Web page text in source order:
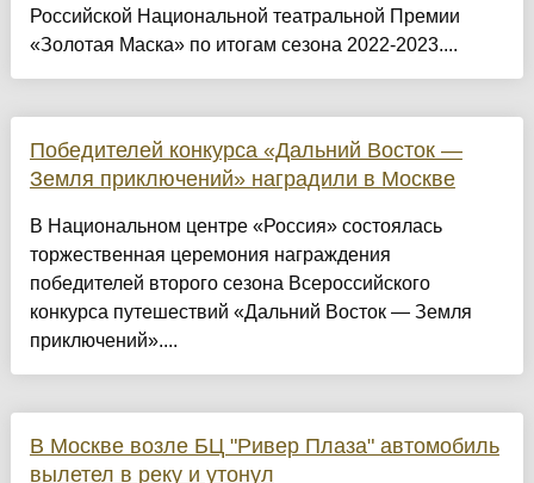
Российской Национальной театральной Премии
«Золотая Маска» по итогам сезона 2022-2023....
Победителей конкурса «Дальний Восток —
Земля приключений» наградили в Москве
В Национальном центре «Россия» состоялась
торжественная церемония награждения
победителей второго сезона Всероссийского
конкурса путешествий «Дальний Восток — Земля
приключений»....
В Москве возле БЦ "Ривер Плаза" автомобиль
вылетел в реку и утонул